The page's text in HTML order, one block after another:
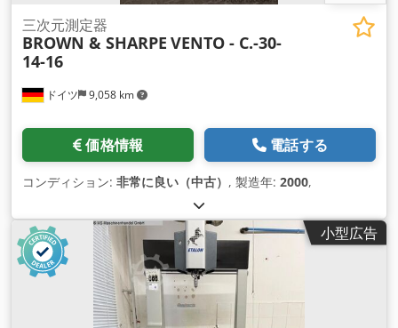
ドイツ 9,058 km
三次元測定器
BROWN & SHARPE VENTO - C.-30-
14-16
価格情報 電話する
コンディション: 非常に良い（中古） , 製造年: 2000,
小型広告